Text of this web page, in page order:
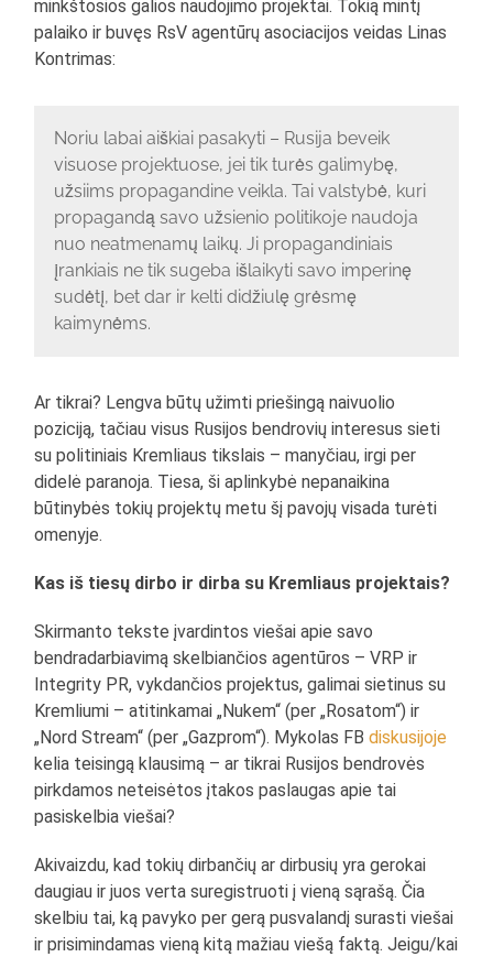
minkštosios galios naudojimo projektai. Tokią mintį
palaiko ir buvęs RsV agentūrų asociacijos veidas Linas
Kontrimas:
Noriu labai aiškiai pasakyti – Rusija beveik
visuose projektuose, jei tik turės galimybę,
užsiims propagandine veikla. Tai valstybė, kuri
propagandą savo užsienio politikoje naudoja
nuo neatmenamų laikų. Ji propagandiniais
įrankiais ne tik sugeba išlaikyti savo imperinę
sudėtį, bet dar ir kelti didžiulę grėsmę
kaimynėms.
Ar tikrai? Lengva būtų užimti priešingą naivuolio
poziciją, tačiau visus Rusijos bendrovių interesus sieti
su politiniais Kremliaus tikslais – manyčiau, irgi per
didelė paranoja. Tiesa, ši aplinkybė nepanaikina
būtinybės tokių projektų metu šį pavojų visada turėti
omenyje.
Kas iš tiesų dirbo ir dirba su Kremliaus projektais?
Skirmanto tekste įvardintos viešai apie savo
bendradarbiavimą skelbiančios agentūros – VRP ir
Integrity PR, vykdančios projektus, galimai sietinus su
Kremliumi – atitinkamai „Nukem“ (per „Rosatom“) ir
„Nord Stream“ (per „Gazprom“). Mykolas FBdiskusijoje
kelia teisingą klausimą – ar tikrai Rusijos bendrovės
pirkdamos neteisėtos įtakos paslaugas apie tai
pasiskelbia viešai?
Akivaizdu, kad tokių dirbančių ar dirbusių yra gerokai
daugiau ir juos verta suregistruoti į vieną sąrašą. Čia
skelbiu tai, ką pavyko per gerą pusvalandį surasti viešai
ir prisimindamas vieną kitą mažiau viešą faktą. Jeigu/kai